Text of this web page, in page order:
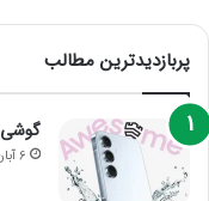
پربازدیدترین مطالب
گوشی Galaxy A56 با دوربین بهتر همراه است
6 آبان 1403